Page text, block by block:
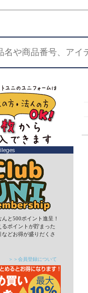
と500ポイント進呈！
るポイントが貯まった
などお得が盛りだくさ
＞＞会員登録について